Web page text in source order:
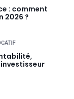
: comment
2026 ?